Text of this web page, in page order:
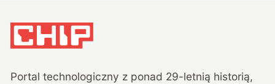
Portal technologiczny z ponad 29-letnią historią,